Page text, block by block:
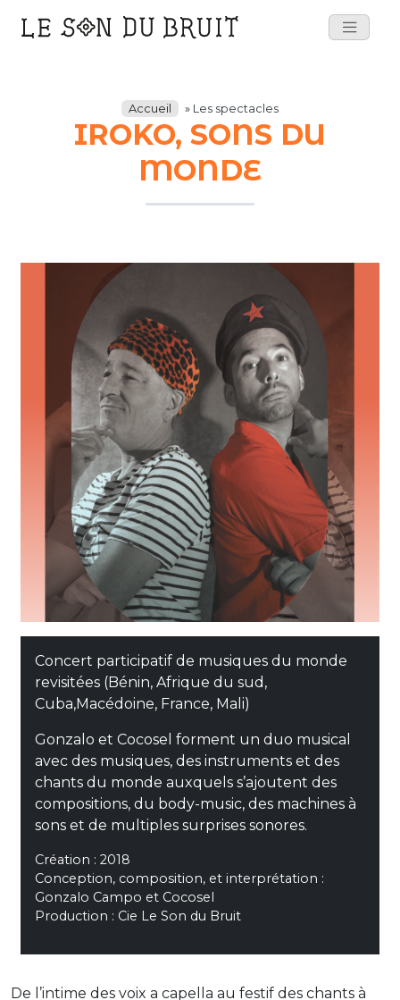
Main
Accueil » Les spectacles
IROKO, SONS DU
MONDE
Concert participatif de musiques du monde
revisitées (Bénin, Afrique du sud,
Cuba,Macédoine, France, Mali)
Gonzalo et Cocosel forment un duo musical
avec des musiques, des instruments et des
chants du monde auxquels s’ajoutent des
compositions, du body-music, des machines à
sons et de multiples surprises sonores.
Création : 2018
Conception, composition, et interprétation :
Gonzalo Campo et Cocosel
Production : Cie Le Son du Bruit
De l’intime des voix a capella au festif des chants à